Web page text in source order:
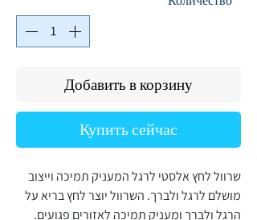
Добавить в корзину
Купить сейчас
שרוול לחץ אלסטי לרגל המעניק תמיכה וייצוב
מושלם לרגל ולברך. השרוול יוצר לחץ בריא על
הרגל ולברך ומעניק תמיכה לאזורים פגועים.